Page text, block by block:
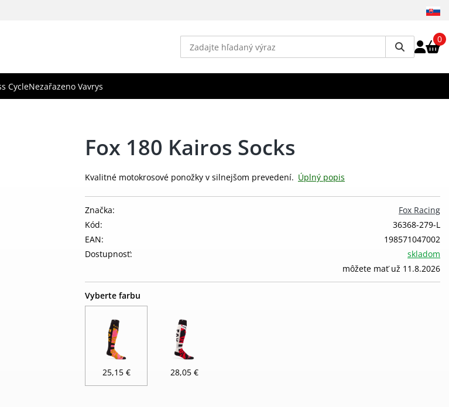
0
CycleNezařazeno Vavrys
Fox 180 Kairos Socks
Kvalitné motokrosové ponožky v silnejšom prevedení. Úplný popis
Fox Racing
Značka:
36368-279-L
Kód:
198571047002
EAN:
skladom
môžete mať už 11.8.2026
Dostupnosť:
Vyberte farbu
25,15 € 28,05 €